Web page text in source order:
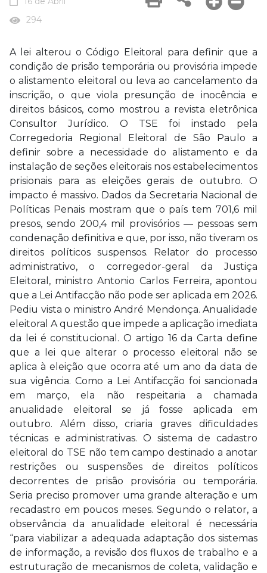
294
A lei alterou o Código Eleitoral para definir que a
condição de prisão temporária ou provisória impede
o alistamento eleitoral ou leva ao cancelamento da
inscrição, o que viola presunção de inocência e
direitos básicos, como mostrou a revista eletrônica
Consultor Jurídico. O TSE foi instado pela
Corregedoria Regional Eleitoral de São Paulo a
definir sobre a necessidade do alistamento e da
instalação de seções eleitorais nos estabelecimentos
prisionais para as eleições gerais de outubro. O
impacto é massivo. Dados da Secretaria Nacional de
Políticas Penais mostram que o país tem 701,6 mil
presos, sendo 200,4 mil provisórios — pessoas sem
condenação definitiva e que, por isso, não tiveram os
direitos políticos suspensos. Relator do processo
administrativo, o corregedor-geral da Justiça
Eleitoral, ministro Antonio Carlos Ferreira, apontou
que a Lei Antifacção não pode ser aplicada em 2026.
Pediu vista o ministro André Mendonça. Anualidade
eleitoral A questão que impede a aplicação imediata
da lei é constitucional. O artigo 16 da Carta define
que a lei que alterar o processo eleitoral não se
aplica à eleição que ocorra até um ano da data de
sua vigência. Como a Lei Antifacção foi sancionada
em março, ela não respeitaria a chamada
anualidade eleitoral se já fosse aplicada em
outubro. Além disso, criaria graves dificuldades
técnicas e administrativas. O sistema de cadastro
eleitoral do TSE não tem campo destinado a anotar
restrições ou suspensões de direitos políticos
decorrentes de prisão provisória ou temporária.
Seria preciso promover uma grande alteração e um
recadastro em poucos meses. Segundo o relator, a
observância da anualidade eleitoral é necessária
“para viabilizar a adequada adaptação dos sistemas
de informação, a revisão dos fluxos de trabalho e a
estruturação de mecanismos de coleta, validação e